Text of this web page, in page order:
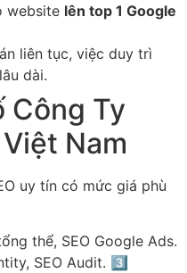
website lên top 1 Google
liên tục, việc duy trì
dài.
Công Ty
Nam
uy tín có mức giá phù
thể, SEO Google Ads.
SEO Audit. 3️⃣